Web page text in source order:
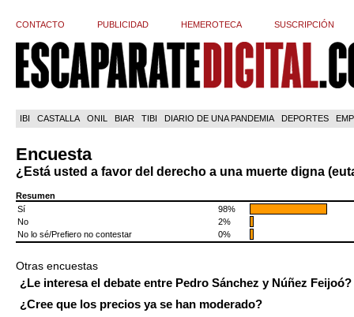
CONTACTO PUBLICIDAD HEMEROTECA SUSCRIPCIÓN
IBI CASTALLA ONIL BIAR TIBI DIARIO DE UNA PANDEMIA DEPORTES
Encuesta
¿Está usted a favor del derecho a una muerte digna
Resumen
Sí
98%
No
2%
No lo sé/Prefiero no contestar
0%
Otras encuestas
¿Le interesa el debate entre Pedro Sánchez y Núñez Feijoó?
¿Cree que los precios ya se han moderado?